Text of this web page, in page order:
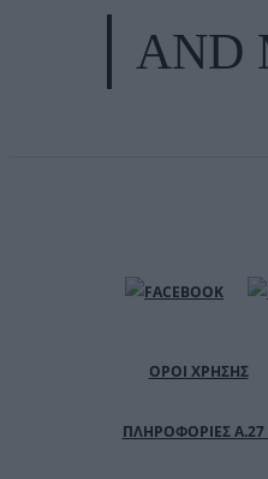
AND
ΟΡΟΙ ΧΡΗΣΗΣ
ΠΛΗΡΟΦΟΡΙΕΣ Α.27